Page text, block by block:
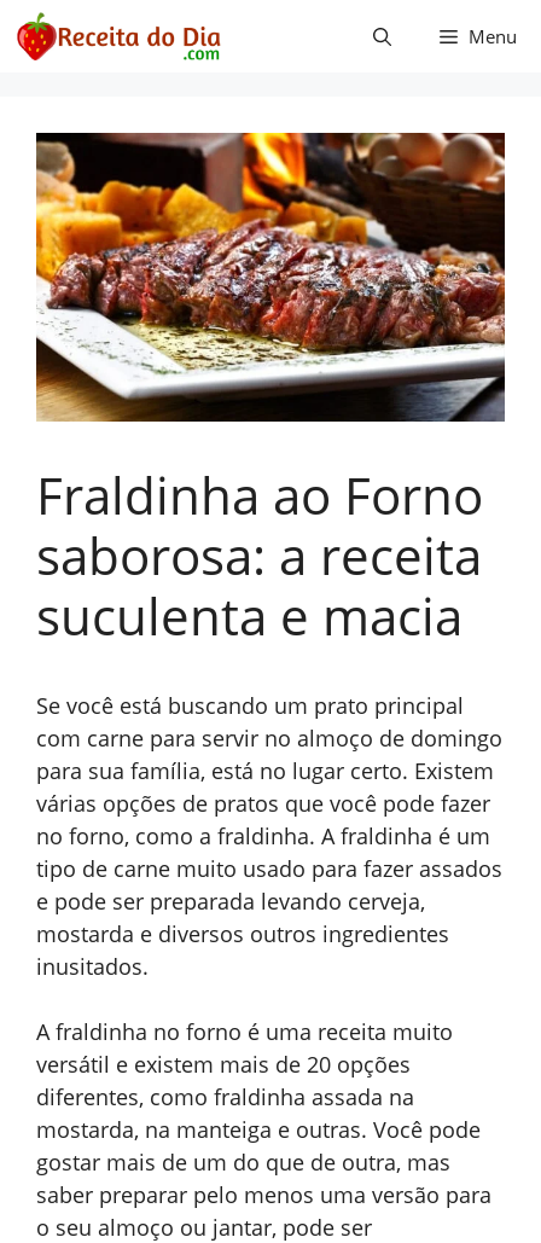
Pular
para
Menu
Fraldinha ao Forno
saborosa: a receita
suculenta e macia
Se você está buscando um prato principal
com carne para servir no almoço de domingo
para sua família, está no lugar certo. Existem
várias opções de pratos que você pode fazer
no forno, como a fraldinha. A fraldinha é um
tipo de carne muito usado para fazer assados
e pode ser preparada levando cerveja,
mostarda e diversos outros ingredientes
inusitados.
A fraldinha no forno é uma receita muito
versátil e existem mais de 20 opções
diferentes, como fraldinha assada na
mostarda, na manteiga e outras. Você pode
gostar mais de um do que de outra, mas
saber preparar pelo menos uma versão para
o seu almoço ou jantar, pode ser